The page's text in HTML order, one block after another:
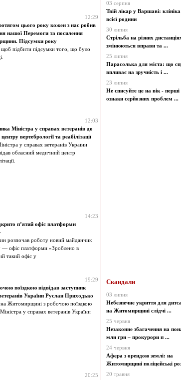
03 серпня
Твій лікар у Варшаві:
всієї родини
30 липня
Стрільба на різних
змінюються вправи та ...
25 липня
Парасолька для міста: що
впливає на зручність і ...
23 липня
Не списуйте це на вік - перші
ознаки серйозних проблем ...
12:29
цього року кожен з нас робив
нашої Перемоги та посилення
Підсумки року
щоб підбити підсумки того, що було
12:03
Міністра у справах ветеранів до
вертебрології та реабілітації
у справах ветеранів України
обласний медичний центр
14:23
п’ятий офіс платформи
розпочав роботу новий майданчик
— офіс платформи «Зроблено в
такий офіс у
19:29
поїздкою відвідав заступник
України Руслан Приходько
на Житомирщині з робочою поїздкою
у справах ветеранів України
Скандали
03 липня
Небезпечне укриття для
на Житомирщині слідчі ...
25 червня
Незаконне збагачення на
млн грн – прокурори п ...
24 червня
Афера з орендою землі: на
Житомирщині поліцейські
20 травня
20:25